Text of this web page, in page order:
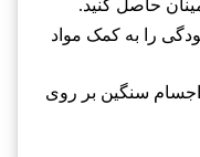
حاصل کنید.
را به کمک مواد
اجسام سنگین بر روی